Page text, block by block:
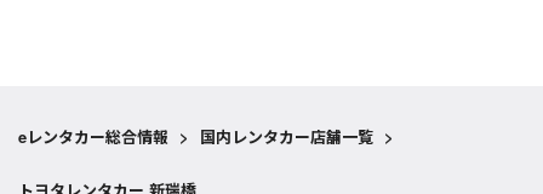
eレンタカー総合情報 > 国内レンタカー店舗一覧 >